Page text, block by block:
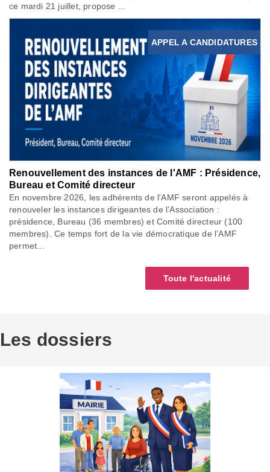
ce mardi 21 juillet, propose ...
APPEL A CANDIDATURES
Renouvellement des instances de l'AMF : Présidence,
Bureau et Comité directeur
En novembre 2026, les adhérents de l'AMF seront appelés à
renouveler les instances dirigeantes de l’Association :
présidence, Bureau (36 membres) et Comité directeur (100
membres). Ce temps fort de la vie démocratique de l’AMF
permet...
Toute l'actualité
Les dossiers